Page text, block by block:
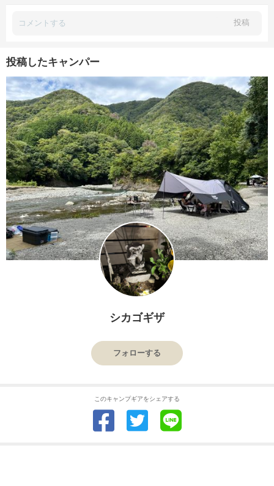
投稿
投稿したキャンパー
シカゴギザ
フォローする
このキャンプギアをシェアする